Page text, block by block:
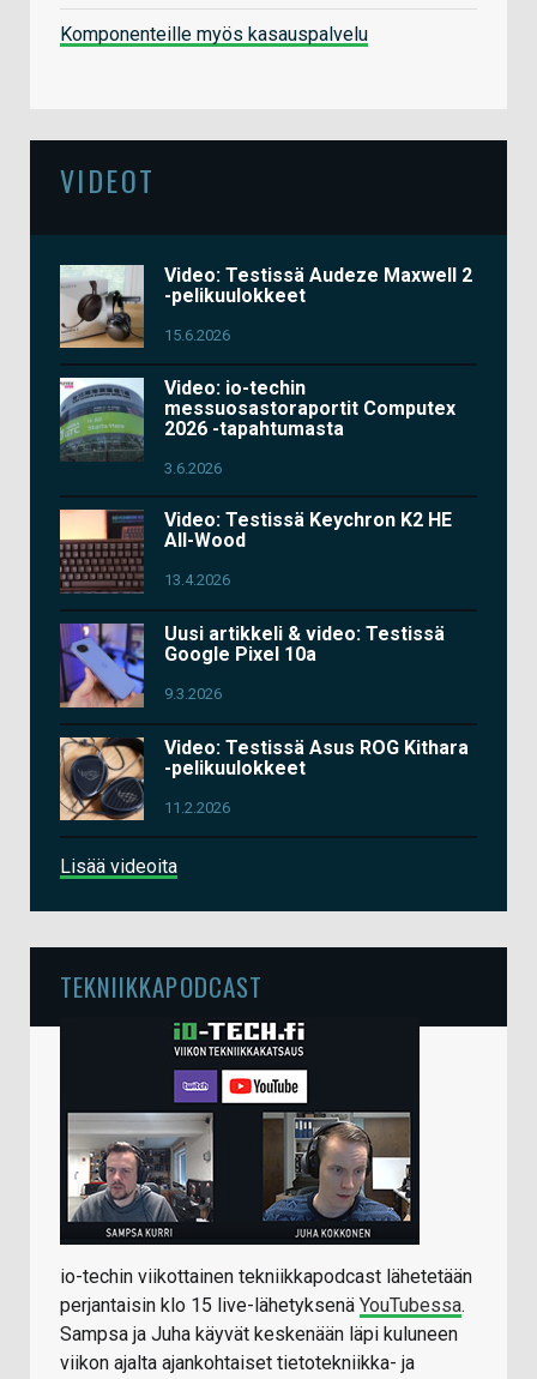
Komponenteille myös kasauspalvelu
VIDEOT
Video: Testissä Audeze Maxwell 2
-pelikuulokkeet
15.6.2026
Video: io-techin
messuosastoraportit Computex
2026 -tapahtumasta
3.6.2026
Video: Testissä Keychron K2 HE
All-Wood
13.4.2026
Uusi artikkeli & video: Testissä
Google Pixel 10a
9.3.2026
Video: Testissä Asus ROG Kithara
-pelikuulokkeet
11.2.2026
Lisää videoita
TEKNIIKKAPODCAST
io-techin viikottainen tekniikkapodcast lähetetään
perjantaisin klo 15 live-lähetyksenä YouTubessa.
Sampsa ja Juha käyvät keskenään läpi kuluneen
viikon ajalta ajankohtaiset tietotekniikka- ja